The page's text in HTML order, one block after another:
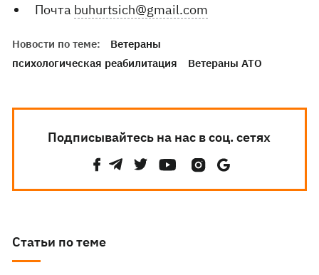
Почта buhurtsich@gmail.com
Новости по теме:
Ветераны
психологическая реабилитация
Ветераны АТО
Подписывайтесь на нас в соц. сетях
Статьи по теме